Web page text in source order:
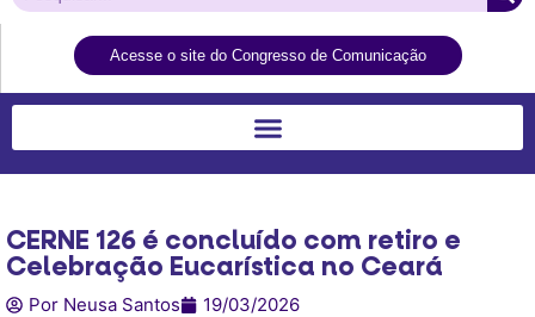
Acesse o site do Congresso de Comunicação
CERNE 126 é concluído com retiro e
Celebração Eucarística no Ceará
Por Neusa Santos 19/03/2026